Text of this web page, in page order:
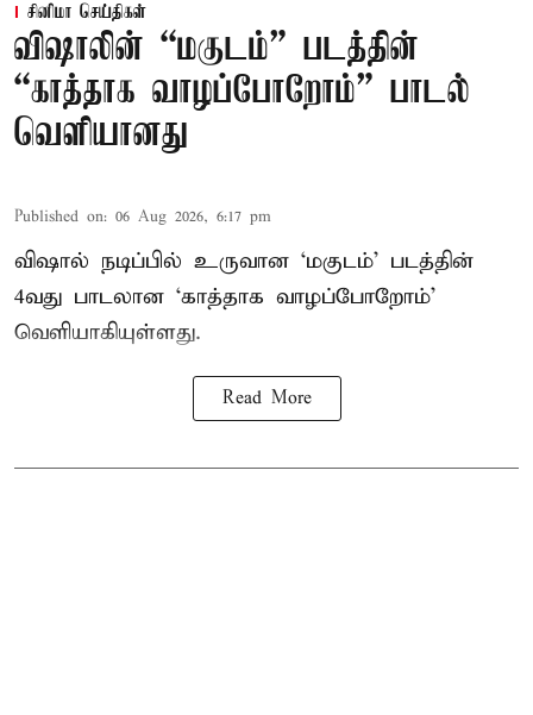
சினிமா செய்திகள்
விஷாலின் “மகுடம்” படத்தின்
“காத்தாக வாழப்போறோம்” பாடல்
வெளியானது
Published on: 06 Aug 2026, 6:17 pm
விஷால் நடிப்பில் உருவான ‘மகுடம்’ படத்தின்
4வது பாடலான ‘காத்தாக வாழப்போறோம்’
வெளியாகியுள்ளது.
Read More